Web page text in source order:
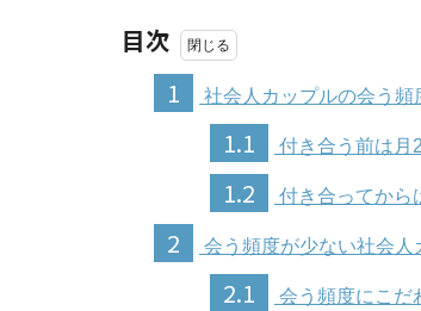
目次
1
社会人カップルの会う頻
1.1 付き合う前は月
1.2 付き合ってから
2 会う頻度が少ない社会
2.1 会う頻度にこだ